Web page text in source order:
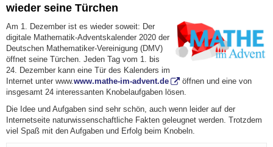
wieder seine Türchen
Am 1. Dezember ist es wieder soweit: Der
digitale Mathematik-Adventskalender 2020 der
Deutschen Mathematiker-Vereinigung (DMV)
öffnet seine Türchen. Jeden Tag vom 1. bis
24. Dezember kann eine Tür des Kalenders im
Internet unter www.www.mathe-im-advent.de
öffnen und eine von
insgesamt 24 interessanten Knobelaufgaben lösen.
Die Idee und Aufgaben sind sehr schön, auch wenn leider auf der
Internetseite naturwissenschaftliche Fakten geleugnet werden. Trotzdem
viel Spaß mit den Aufgaben und Erfolg beim Knobeln.